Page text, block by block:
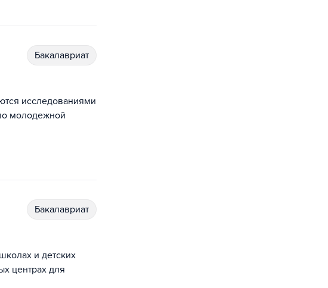
бакалавриат
исследованиями
молодежной
бакалавриат
и детских
центрах для